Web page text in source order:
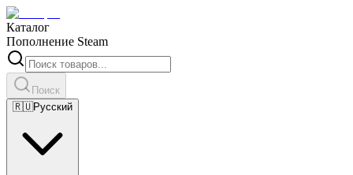
Каталог
Пополнение Steam
Поиск
🇷🇺Русский